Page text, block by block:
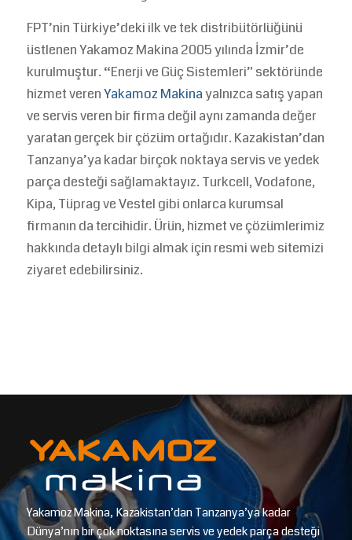
FPT’nin Türkiye’deki ilk ve tek distribütörlüğünü
üstlenen Yakamoz Makina 2005 yılında İzmir’de
kurulmuştur. “Enerji ve Güç Sistemleri” sektöründe
hizmet verenYakamoz Makinayalnızca satış yapan
ve servis veren bir firma değil aynı zamanda değer
yaratan gerçek bir çözüm ortağıdır. Kazakistan’dan
Tanzanya’ya kadar birçok noktaya servis ve yedek
parça desteği sağlamaktayız. Turkcell, Vodafone,
Kipa, Tüprag ve Vestel gibi onlarca kurumsal
firmanın da tercihidir. Ürün, hizmet ve çözümlerimiz
hakkında detaylı bilgi almak için resmi web sitemizi
ziyaret edebilirsiniz.
Yakamoz Makina, Kazakistan’dan Tanzanya’ya kadar
Dünya’nın bir çok noktasına servis ve yedek parça desteği